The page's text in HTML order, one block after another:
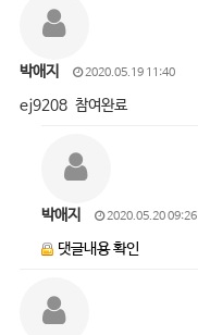
박애지 2020.05.19 11:40
ej9208 참여완료
박애지 2020.05.20 09:26
댓글내용 확인